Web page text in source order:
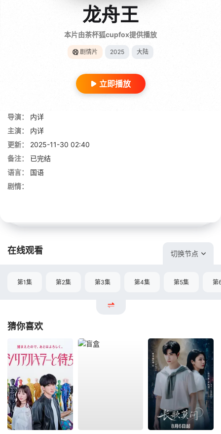
龙舟王
本片由茶杯狐cupfox提供播放
剧情片 2025 大陆
立即播放
导演：
内详
主演：
内详
更新：
2025-11-30 02:40
备注：
已完结
语言：
国语
剧情：
在线观看 切换节点
第1集 第2集 第3集 第4集 第5集 第
猜你喜欢